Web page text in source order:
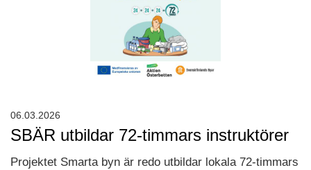
SBÄR utbildar 72-timmars instruktörer
Projektet Smarta byn är redo utbildar lokala 72-timmars
06.03.2026